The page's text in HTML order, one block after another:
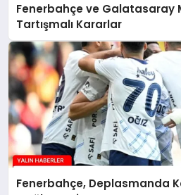
Fenerbahçe ve Galatasaray
Tartışmalı Kararlar
Fenerbahçe, Deplasmanda